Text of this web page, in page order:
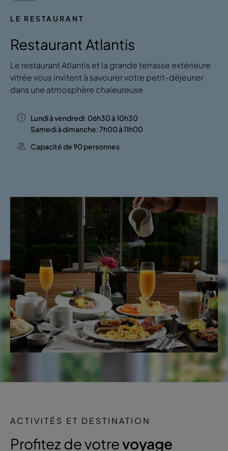
LE RESTAURANT
Restaurant Atlantis
Le restaurant Atlantis et la grande terrasse extérieure
vitrée vous invitent à savourer votre petit-déjeuner
dans une atmosphère chaleureuse.
Lundi à vendredi: 06h30 à 10h30
Samedi à dimanche: 7h00 à 11h00
Capacité de 90 personnes
ACTIVITÉS ET DESTINATION
Profitez de votrevoyage